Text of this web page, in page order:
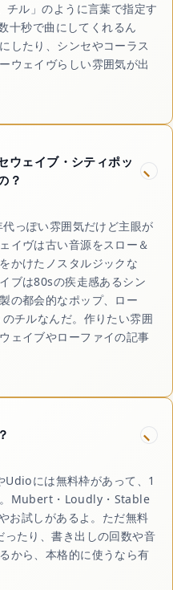
チル」のように言葉で指定す
十秒で曲にしてくれるん
したり、シンセやコーラス
ウェイヴらしい雰囲気が出
ウェイブ・シティポッ
？
っぽい雰囲気だけど主眼が
イヴは古い音源をスロー＆
かけたノスタルジックな
ブは80sの疾走感あるシン
の都会的なポップ、ロー
チルなんだ。作りたい雰囲
ェイブやローファイの記事
Udioには無料枠があって、1
。Mubert・Loudly・Stable
お試しがあるよ。ただ無料
ったり、書き出しの回数や音
から、本格的に使うなら有